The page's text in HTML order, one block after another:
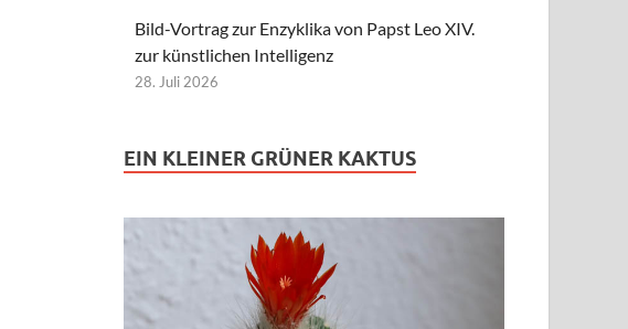
Bild-Vortrag zur Enzyklika von Papst Leo XIV.
zur künstlichen Intelligenz
28. Juli 2026
EIN KLEINER GRÜNER KAKTUS